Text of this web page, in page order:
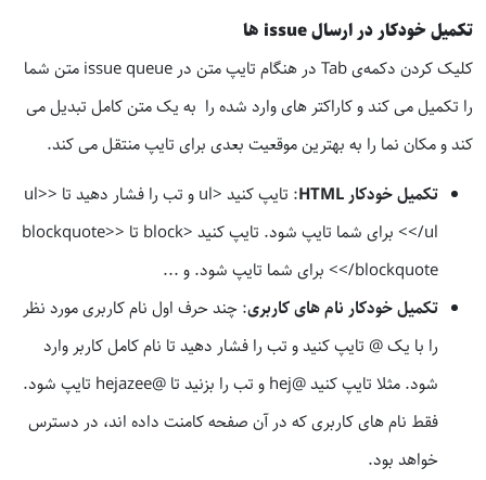
تکمیل خودکار در ارسال issue ها
کلیک کردن دکمه‌ی Tab در هنگام تایپ متن در issue queue متن شما
را تکمیل می کند و کاراکتر های وارد شده را به یک متن کامل تبدیل می
کند و مکان نما را به بهترین موقعیت بعدی برای تایپ منتقل می کند.
تکمیل خودکار HTML
: تایپ کنید <ul و تب را فشار دهید تا <ul>
</ul> برای شما تایپ شود. تایپ کنید <block تا <blockquote>
</blockquote> برای شما تایپ شود. و ...
تکمیل خودکار نام های کاربری: چند حرف اول نام کاربری مورد نظر
را با یک @ تایپ کنید و تب را فشار دهید تا نام کامل کاربر وارد
شود. مثلا تایپ کنید @hej و تب را بزنید تا @hejazee تایپ شود.
فقط نام های کاربری که در آن صفحه کامنت داده اند، در دسترس
خواهد بود.